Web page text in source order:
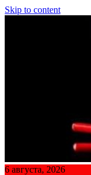
Skip to content
6 августа, 2026